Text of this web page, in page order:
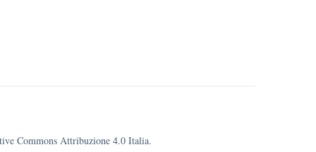
Commons Attribuzione 4.0 Italia.